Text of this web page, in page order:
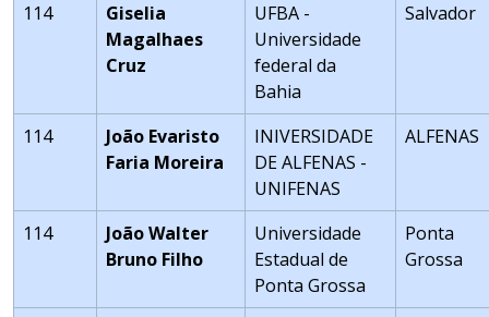
114
Giselia
Magalhaes
Cruz
UFBA -
Universidade
federal da
Bahia
Salvador
114
João Evaristo
Faria Moreira
INIVERSIDADE
DE ALFENAS -
UNIFENAS
ALFENAS
114
João Walter
Bruno Filho
Universidade
Estadual de
Ponta Grossa
Ponta
Grossa